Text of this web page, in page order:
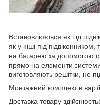
Встановлюється як під
як у ніші під підвіконником,
на батарею за допомогою
прямо на елементи
виготовляють решітки, не
Монтажний комплект в
Доставка товару